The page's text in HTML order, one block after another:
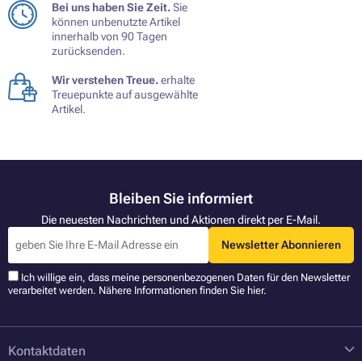
Bei uns haben Sie Zeit.Sie
können unbenutzte Artikel
innerhalb von 90 Tagen
zurücksenden.
Wir verstehen Treue.erhalte
Treuepunkte auf ausgewählte
Artikel.
Bleiben Sie informiert
Die neuesten Nachrichten und Aktionen direkt per E-Mail.
Newsletter Abonnieren
Ich willige ein, dass meine personenbezogenen Daten für den Newsletter
verarbeitet werden. Nähere Informationen finden Sie hier.
Kontaktdaten